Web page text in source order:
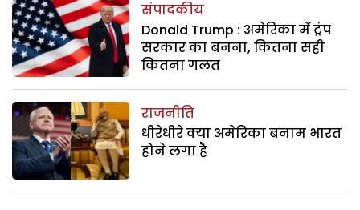
संपादकीय
Donald Trump : अमेरिका में ट्रंप
सरकार का बनना, कितना सही
कितना गलत
राजनीति
धीरेधीरे क्या अमेरिका बनाम भारत
होने लगा है